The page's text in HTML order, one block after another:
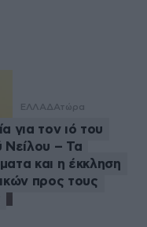
ΕΛΛΑΔΑτώρα
για τον ιό του
Νείλου – Τα
και η έκκληση
προς τους